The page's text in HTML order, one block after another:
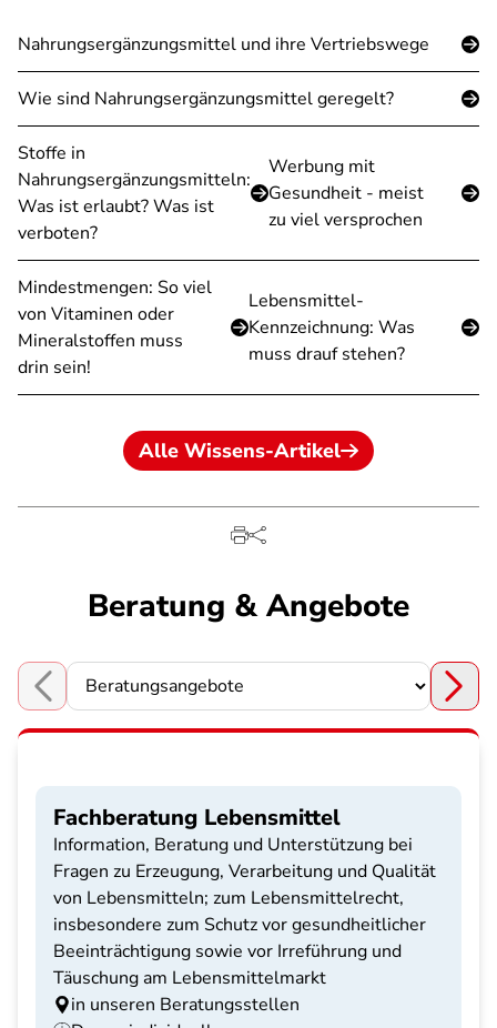
Nahrungsergänzungsmittel und ihre Vertriebswege
Wie sind Nahrungsergänzungsmittel geregelt?
Stoffe in
Nahrungsergänzungsmitteln:
Was ist erlaubt? Was ist
verboten?
Werbung mit
Gesundheit - meist
zu viel versprochen
Mindestmengen: So viel
von Vitaminen oder
Mineralstoffen muss
drin sein!
Lebensmittel-
Kennzeichnung: Was
muss drauf stehen?
Alle Wissens-Artikel
Beratung & Angebote
Choose a section
Fachberatung Lebensmittel
Information, Beratung und Unterstützung bei
Fragen zu Erzeugung, Verarbeitung und Qualität
von Lebensmitteln; zum Lebensmittelrecht,
insbesondere zum Schutz vor gesundheitlicher
Beeinträchtigung sowie vor Irreführung und
Täuschung am Lebensmittelmarkt
in unseren Beratungsstellen